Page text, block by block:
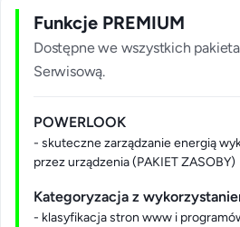
Funkcje PREMIUM
Dostępne we wszystkich
Serwisową.
POWERLOOK
- skuteczne zarządzanie energią
przez urządzenia (PAKIET ZASOBY)
Kategoryzacja z
- klasyfikacja stron www i